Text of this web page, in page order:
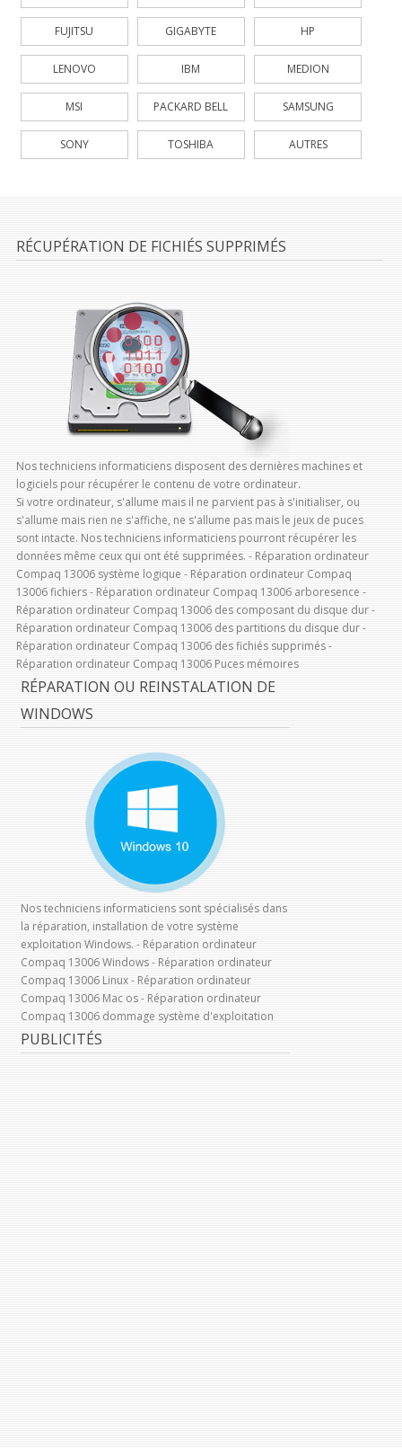
FUJITSU GIGABYTE HP
LENOVO IBM MEDION
MSI PACKARD BELL SAMSUNG
SONY TOSHIBA AUTRES
RÉCUPÉRATION DE FICHIÉS SUPPRIMÉS
Nos techniciens informaticiens disposent des dernières machines et
logiciels pour récupérer le contenu de votre ordinateur.
Si votre ordinateur, s'allume mais il ne parvient pas à s'initialiser, ou
s'allume mais rien ne s'affiche, ne s'allume pas mais le jeux de puces
sont intacte. Nos techniciens informaticiens pourront récupérer les
données même ceux qui ont été supprimées. - Réparation ordinateur
Compaq 13006 système logique - Réparation ordinateur Compaq
13006 fichiers - Réparation ordinateur Compaq 13006 arboresence -
Réparation ordinateur Compaq 13006 des composant du disque dur -
Réparation ordinateur Compaq 13006 des partitions du disque dur -
Réparation ordinateur Compaq 13006 des fichiés supprimés -
Réparation ordinateur Compaq 13006 Puces mémoires
RÉPARATION OU REINSTALATION DE
WINDOWS
Nos techniciens informaticiens sont spécialisés dans
la réparation, installation de votre système
exploitation Windows. - Réparation ordinateur
Compaq 13006 Windows - Réparation ordinateur
Compaq 13006 Linux - Réparation ordinateur
Compaq 13006 Mac os - Réparation ordinateur
Compaq 13006 dommage système d'exploitation
PUBLICITÉS